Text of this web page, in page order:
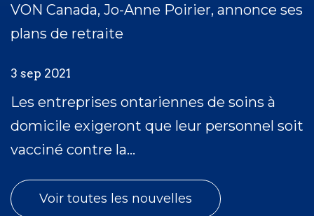
VON Canada, Jo-Anne Poirier, annonce ses
plans de retraite
3 sep 2021
Les entreprises ontariennes de soins à
domicile exigeront que leur personnel soit
vacciné contre la...
Voir toutes les nouvelles